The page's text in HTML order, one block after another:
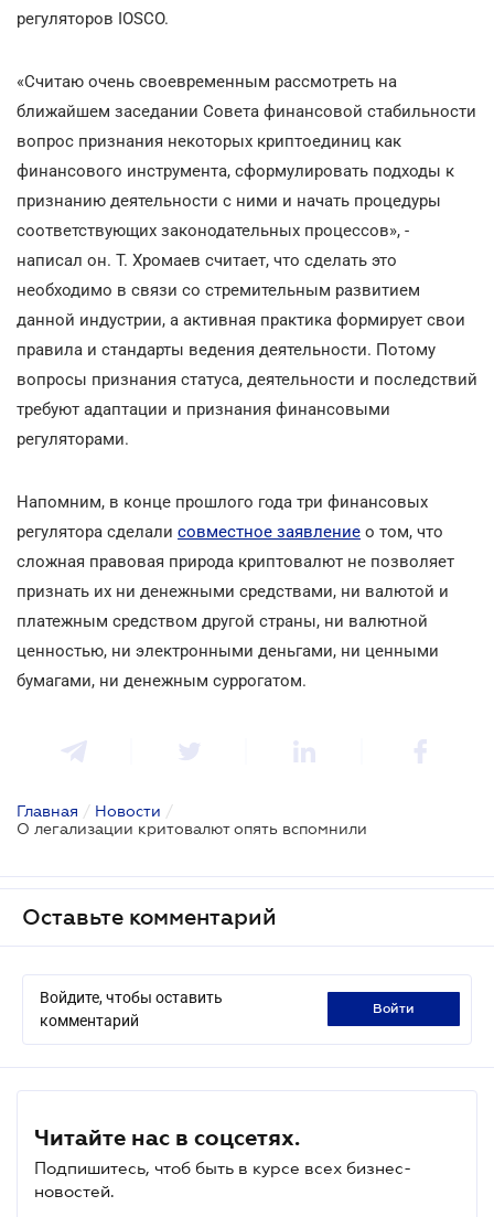
регуляторов IOSCO.
«Считаю очень своевременным рассмотреть на
ближайшем заседании Совета финансовой стабильности
вопрос признания некоторых криптоединиц как
финансового инструмента, сформулировать подходы к
признанию деятельности с ними и начать процедуры
соответствующих законодательных процессов», -
написал он. Т. Хромаев считает, что сделать это
необходимо в связи со стремительным развитием
данной индустрии, а активная практика формирует свои
правила и стандарты ведения деятельности. Потому
вопросы признания статуса, деятельности и последствий
требуют адаптации и признания финансовыми
регуляторами.
Напомним, в конце прошлого года три финансовых
регулятора сделали совместное заявление о том, что
сложная правовая природа криптовалют не позволяет
признать их ни денежными средствами, ни валютой и
платежным средством другой страны, ни валютной
ценностью, ни электронными деньгами, ни ценными
бумагами, ни денежным суррогатом.
Главная / Новости /
О легализации критовалют опять вспомнили
Оставьте комментарий
Войдите, чтобы оставить
комментарий
войти
Читайте нас в соцсетях.
Подпишитесь, чтоб быть в курсе всех бизнес-
новостей.